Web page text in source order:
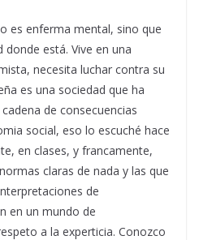
es enferma mental, sino que
está. Vive en una
necesita luchar contra su
es una sociedad que ha
de consecuencias
social, eso lo escuché hace
en clases, y francamente,
claras de nada y las que
de
en un mundo de
a la experticia. Conozco